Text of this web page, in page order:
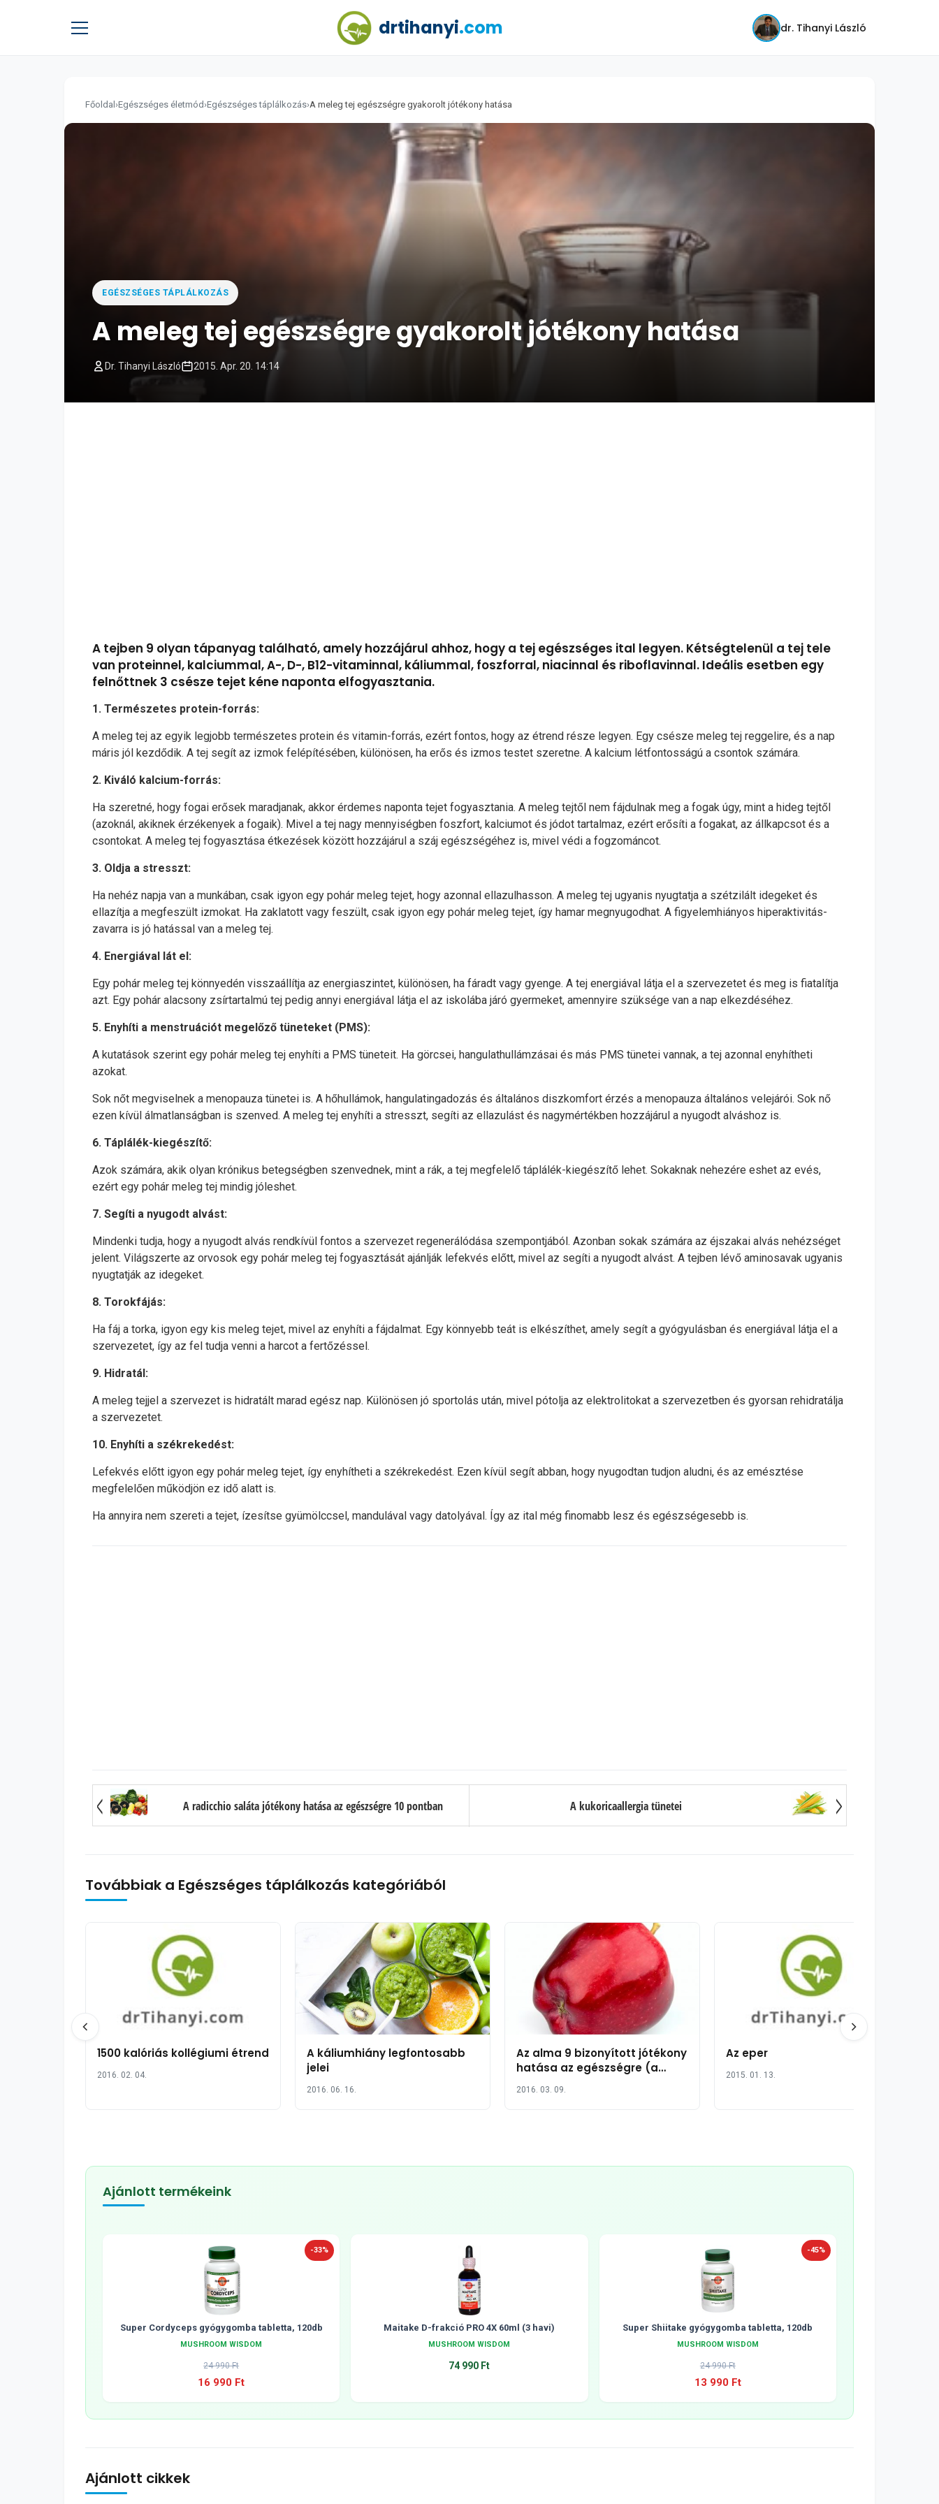
drtihanyi.com dr. Tihanyi László
Főoldal ›Egészséges életmód ›Egészséges táplálkozás›A meleg tej egészségre gyakorolt jótékony hatása
EGÉSZSÉGES TÁPLÁLKOZÁS
A meleg tej egészségre gyakorolt jótékony hatása
Dr. Tihanyi László 2015. Apr. 20. 14:14
A tejben 9 olyan tápanyag található, amely hozzájárul ahhoz, hogy a tej egészséges ital legyen. Kétségtelenül a tej tele
van proteinnel, kalciummal, A-, D-, B12-vitaminnal, káliummal, foszforral, niacinnal és riboflavinnal. Ideális esetben egy
felnőttnek 3 csésze tejet kéne naponta elfogyasztania.
1. Természetes protein-forrás:
A meleg tej az egyik legjobb természetes protein és vitamin-forrás, ezért fontos, hogy az étrend része legyen. Egy csésze meleg tej reggelire, és a nap
máris jól kezdődik. A tej segít az izmok felépítésében, különösen, ha erős és izmos testet szeretne. A kalcium létfontosságú a csontok számára.
2. Kiváló kalcium-forrás:
Ha szeretné, hogy fogai erősek maradjanak, akkor érdemes naponta tejet fogyasztania. A meleg tejtől nem fájdulnak meg a fogak úgy, mint a hideg tejtől
(azoknál, akiknek érzékenyek a fogaik). Mivel a tej nagy mennyiségben foszfort, kalciumot és jódot tartalmaz, ezért erősíti a fogakat, az állkapcsot és a
csontokat. A meleg tej fogyasztása étkezések között hozzájárul a száj egészségéhez is, mivel védi a fogzománcot.
3. Oldja a stresszt:
Ha nehéz napja van a munkában, csak igyon egy pohár meleg tejet, hogy azonnal ellazulhasson. A meleg tej ugyanis nyugtatja a szétzilált idegeket és
ellazítja a megfeszült izmokat. Ha zaklatott vagy feszült, csak igyon egy pohár meleg tejet, így hamar megnyugodhat. A figyelemhiányos hiperaktivitás-
zavarra is jó hatással van a meleg tej.
4. Energiával lát el:
Egy pohár meleg tej könnyedén visszaállítja az energiaszintet, különösen, ha fáradt vagy gyenge. A tej energiával látja el a szervezetet és meg is fiatalítja
azt. Egy pohár alacsony zsírtartalmú tej pedig annyi energiával látja el az iskolába járó gyermeket, amennyire szüksége van a nap elkezdéséhez.
5. Enyhíti a menstruációt megelőző tüneteket (PMS):
A kutatások szerint egy pohár meleg tej enyhíti a PMS tüneteit. Ha görcsei, hangulathullámzásai és más PMS tünetei vannak, a tej azonnal enyhítheti
azokat.
Sok nőt megviselnek a menopauza tünetei is. A hőhullámok, hangulatingadozás és általános diszkomfort érzés a menopauza általános velejárói. Sok nő
ezen kívül álmatlanságban is szenved. A meleg tej enyhíti a stresszt, segíti az ellazulást és nagymértékben hozzájárul a nyugodt alváshoz is.
6. Táplálék-kiegészítő:
Azok számára, akik olyan krónikus betegségben szenvednek, mint a rák, a tej megfelelő táplálék-kiegészítő lehet. Sokaknak nehezére eshet az evés,
ezért egy pohár meleg tej mindig jóleshet.
7. Segíti a nyugodt alvást:
Mindenki tudja, hogy a nyugodt alvás rendkívül fontos a szervezet regenerálódása szempontjából. Azonban sokak számára az éjszakai alvás nehézséget
jelent. Világszerte az orvosok egy pohár meleg tej fogyasztását ajánlják lefekvés előtt, mivel az segíti a nyugodt alvást. A tejben lévő aminosavak ugyanis
nyugtatják az idegeket.
8. Torokfájás:
Ha fáj a torka, igyon egy kis meleg tejet, mivel az enyhíti a fájdalmat. Egy könnyebb teát is elkészíthet, amely segít a gyógyulásban és energiával látja el a
szervezetet, így az fel tudja venni a harcot a fertőzéssel.
9. Hidratál:
A meleg tejjel a szervezet is hidratált marad egész nap. Különösen jó sportolás után, mivel pótolja az elektrolitokat a szervezetben és gyorsan rehidratálja
a szervezetet.
10. Enyhíti a székrekedést:
Lefekvés előtt igyon egy pohár meleg tejet, így enyhítheti a székrekedést. Ezen kívül segít abban, hogy nyugodtan tudjon aludni, és az emésztése
megfelelően működjön ez idő alatt is.
Ha annyira nem szereti a tejet, ízesítse gyümölccsel, mandulával vagy datolyával. Így az ital még finomabb lesz és egészségesebb is.
A radicchio saláta jótékony hatása az egészségre 10 pontban A kukoricaallergia tünetei
Továbbiak a Egészséges táplálkozás kategóriából
1500 kalóriás kollégiumi étrend
2016. 02. 04.
A káliumhiány legfontosabb
jelei
2016. 06. 16.
Az alma 9 bizonyított jótékony
hatása az egészségre (a
2016. 03. 09.
Az eper
2015. 01. 13.
Ajánlott termékeink
-33%
Super Cordyceps gyógygomba tabletta, 120db
MUSHROOM WISDOM
24 990 Ft
16 990 Ft
Maitake D-frakció PRO 4X 60ml (3 havi)
MUSHROOM WISDOM
74 990 Ft
-45%
Super Shiitake gyógygomba tabletta, 120db
MUSHROOM WISDOM
24 990 Ft
13 990 Ft
Ajánlott cikkek